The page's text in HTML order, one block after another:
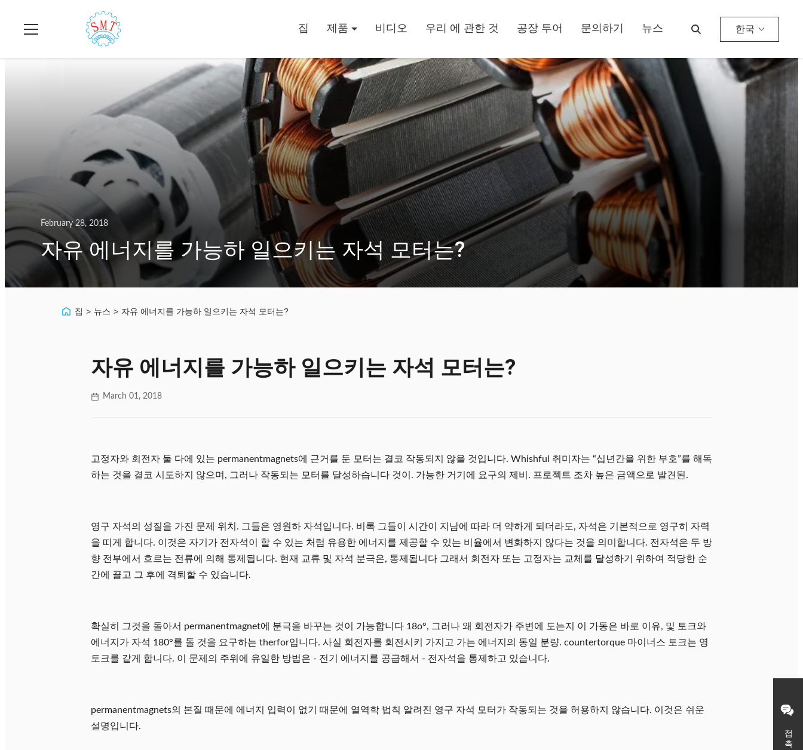
접촉
집 제품 비디오 우리 에 관한 것 공장 투어 문의하기 뉴스 한국
February 28, 2018
자유 에너지를 가능하 일으키는 자석 모터는?
집 > 뉴스 > 자유 에너지를 가능하 일으키는 자석 모터는?
자유 에너지를 가능하 일으키는 자석 모터는?
March 01, 2018
고정자와 회전자 둘 다에 있는 permanentmagnets에 근거를 둔 모터는 결코 작동되지 않을 것입니다. Whishful 취미자는 “십년간을 위한 부호”를 해독
하는 것을 결코 시도하지 않으며, 그러나 작동되는 모터를 달성하습니다 것이. 가능한 거기에 요구의 제비. 프로젝트 조차 높은 금액으로 발견된.
영구 자석의 성질을 가진 문제 위치. 그들은 영원하 자석입니다. 비록 그들이 시간이 지남에 따라 더 약하게 되더라도, 자석은 기본적으로 영구히 자력
을 띠게 합니다. 이것은 자기가 전자석이 할 수 있는 처럼 유용한 에너지를 제공할 수 있는 비율에서 변화하지 않다는 것을 의미합니다. 전자석은 두 방
향 전부에서 흐르는 전류에 의해 통제됩니다. 현재 교류 및 자석 분극은, 통제됩니다 그래서 회전자 또는 고정자는 교체를 달성하기 위하여 적당한 순
간에 끌고 그 후에 격퇴할 수 있습니다.
확실히 그것을 돌아서 permanentmagnet에 분극을 바꾸는 것이 가능합니다 18o°, 그러나 왜 회전자가 주변에 도는지 이 가동은 바로 이유, 및 토크와
에너지가 자석 180°를 돌 것을 요구하는 therfor입니다. 사실 회전자를 회전시키 가지고 가는 에너지의 동일 분량. countertorque 마이너스 토크는 영
토크를 같게 합니다. 이 문제의 주위에 유일한 방법은 - 전기 에너지를 공급해서 - 전자석을 통제하고 있습니다.
permanentmagnets의 본질 때문에 에너지 입력이 없기 때문에 열역학 법칙 알려진 영구 자석 모터가 작동되는 것을 허용하지 않습니다. 이것은 쉬운
설명입니다.